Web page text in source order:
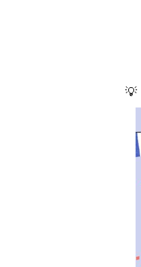
💡